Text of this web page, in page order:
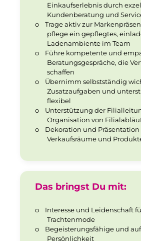
Einkaufserlebnis durch
Kundenberatung und
o
Trage aktiv zur
pflege ein gepflegtes,
Ladenambiente im Team
o
Führe kompetente und
Beratungsgespräche, die
schaffen
o
Übernimm selbstständig
Zusatzaufgaben und
flexibel
o
Unterstützung der
Organisation von
o
Dekoration und Präsentation
Verkaufsräume und
Das bringst Du mit:
o
Interesse und Leidenschaft
Trachtenmode
o
Begeisterungsfähige und
Persönlichkeit